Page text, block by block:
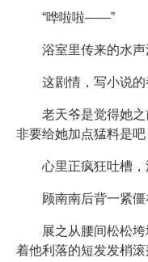
“哗啦啦——”
浴室里传来的水声
这剧情，写小说的
老天爷是觉得她
非要给她加点猛料是吧
心里正疯狂吐槽，
顾南南后背一紧僵
展之从腰间松松
着他利落的短发发梢